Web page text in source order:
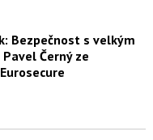
Bezpečnost s velkým
Černý ze